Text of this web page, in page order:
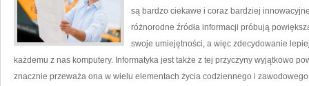
są bardzo ciekawe i coraz bardziej
różnorodne źródła informacji próbują
swoje umiejętności, a więc zdecydowanie
każdemu z nas komputery. Informatyka jest także z tej przyczyny wyjątkowo
znacznie przeważa ona w wielu elementach życia codziennego i